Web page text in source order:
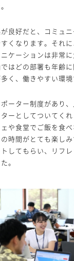
良好だと、コミュ
くなります。それ
ケーションは非常
はどの部署も年齢
く、働きやすい環境
ーター制度があり
ーとしてついてく
や食堂でご飯を食
時間がとても楽し
してもらい、リフ
。